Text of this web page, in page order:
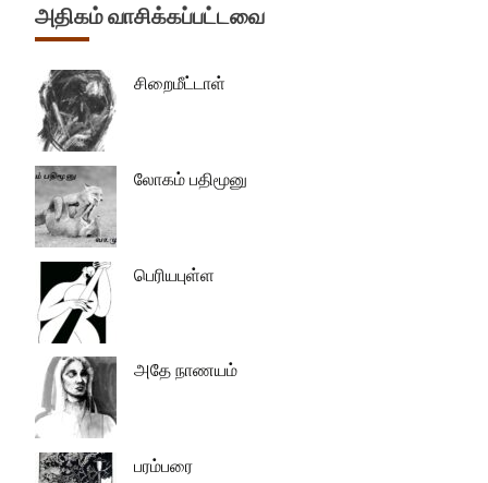
அதிகம் வாசிக்கப்பட்டவை
சிறைமீட்டாள்
லோகம் பதிமூனு
பெரியபுள்ள
அதே நாணயம்
பரம்பரை